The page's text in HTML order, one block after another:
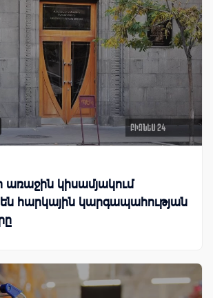
առաջին կիսամյակում
են հարկային կարգապահության